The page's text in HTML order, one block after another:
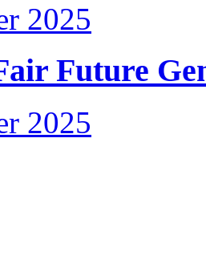
2025
Future
2025